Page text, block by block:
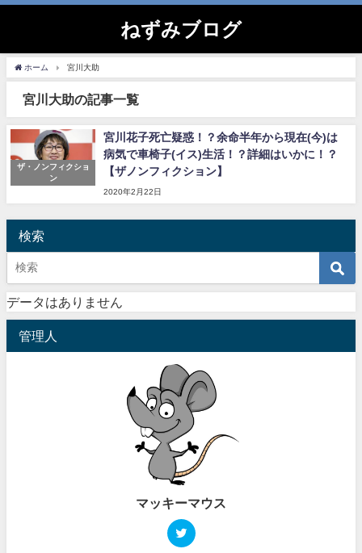
ねずみブログ
ホーム 宮川大助
宮川大助の記事一覧
ザ・ノンフィクショ
ン
宮川花子死亡疑惑！？余命半年から現在(今)は
病気で車椅子(イス)生活！？詳細はいかに！？
【ザノンフィクション】
2020年2月22日
検索
データはありません
管理人
マッキーマウス